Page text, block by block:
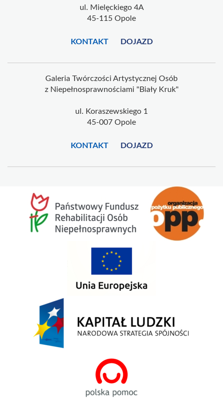
ul. Mielęckiego 4A
45-115 Opole
KONTAKT DOJAZD
Galeria Twórczości Artystycznej Osób
z Niepełnosprawnościami "Biały Kruk"
ul. Koraszewskiego 1
45-007 Opole
KONTAKT DOJAZD